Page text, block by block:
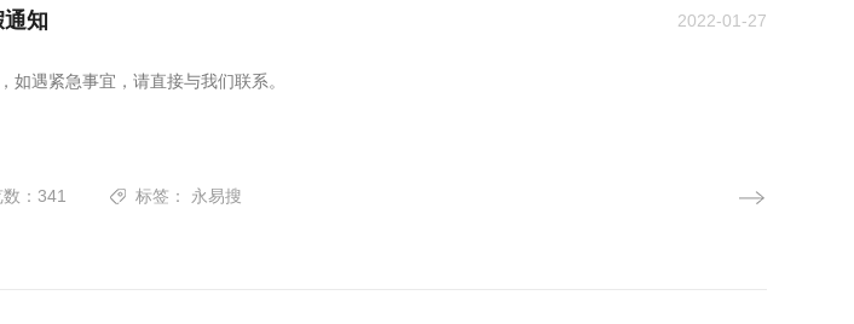
知 2022-01-27
遇紧急事宜，请直接与我们联系。
：341 标签： 永易搜